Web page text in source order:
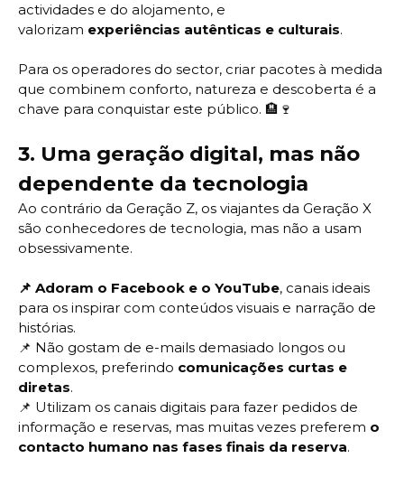
actividades e do alojamento, e
valorizam experiências autênticas e culturais.
Para os operadores do sector, criar pacotes à medida
que combinem conforto, natureza e descoberta é a
chave para conquistar este público. 🏨🍷
3. Uma geração digital, mas não
dependente da tecnologia
Ao contrário da Geração Z, os viajantes da Geração X
são conhecedores de tecnologia, mas não a usam
obsessivamente.
📌 Adoram o Facebook e o YouTube, canais ideais
para os inspirar com conteúdos visuais e narração de
histórias.
📌 Não gostam de e-mails demasiado longos ou
complexos, preferindo comunicações curtas e
diretas.
📌 Utilizam os canais digitais para fazer pedidos de
informação e reservas, mas muitas vezes preferem o
contacto humano nas fases finais da reserva.